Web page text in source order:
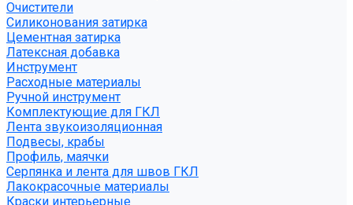
Очистители
Силиконования затирка
Цементная затирка
Латексная добавка
Инструмент
Расходные материалы
Ручной инструмент
Комплектующие для ГКЛ
Лента звукоизоляционная
Подвесы, крабы
Профиль, маячки
Серпянка и лента для швов ГКЛ
Лакокрасочные материалы
Краски интерьерные